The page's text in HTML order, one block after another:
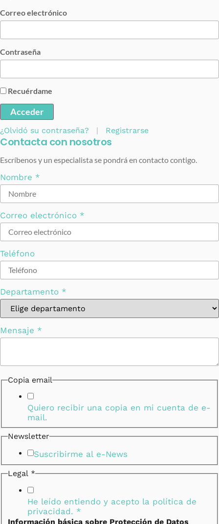
Correo electrónico
Contraseña
Recuérdame
Acceder
¿Olvidó su contraseña? | Registrarse
Contacta con nosotros
Escríbenos y un especialista se pondrá en contacto contigo.
Nombre *
Correo electrónico *
Teléfono
Departamento *
Mensaje *
Copia email
Quiero recibir una copia en mi cuenta de e-
mail.
Newsletter
Suscribirme al e-News
Legal *
He leído entiendo y acepto la política de
privacidad. *
Información básica sobre Protección de Datos